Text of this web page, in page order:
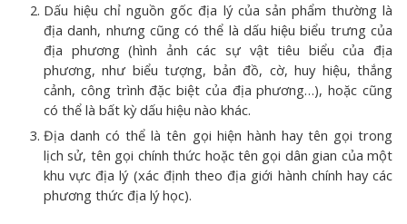
Dấu hiệu chỉ nguồn gốc địa lý của sản phẩm thường là
địa danh, nhưng cũng có thể là dấu hiệu biểu trưng của
địa phương (hình ảnh các sự vật tiêu biểu của địa
phương, như biểu tượng, bản đồ, cờ, huy hiệu, thắng
cảnh, công trình đặc biệt của địa phương…), hoặc cũng
có thể là bất kỳ dấu hiệu nào khác.
Địa danh có thể là tên gọi hiện hành hay tên gọi trong
lịch sử, tên gọi chính thức hoặc tên gọi dân gian của một
khu vực địa lý (xác định theo địa giới hành chính hay các
phương thức địa lý học).